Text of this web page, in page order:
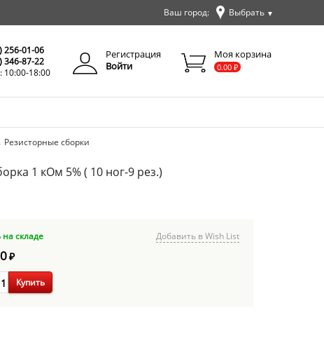
Ваш город: Выбрать ▼
256-01-06
346-87-22
10:00-18:00
Регистрация
Войти
Моя корзина
0.00 ₽
Резисторные сборки
1 кОм 5% ( 10 ног-9 рез.)
на складе
Добавить в Wish List
₽
Купить